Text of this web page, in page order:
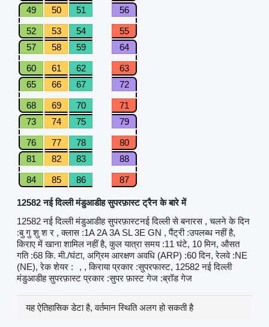
49
50 51 56
52 53 54
55
57
58 59 64
60 61 62
63
65
66 67 72
68 69 70
71
73
74 75 79
76 77 78
80
81
82 83 88
84 85 86 87
12582 नई दिल्ली मंडुआडीह सुपरफ़ास्ट ट्रैन के बारे में
12582 नई दिल्ली मंडुआडीह सुपरफ़ास्टनई दिल्ली से बनारस , चलने के दिन
:बु गु शु श र , क्लास :1A 2A 3A SL 3E GN , पैंट्री :उपलब्ध नहीं है,
किराए में खाना शामिल नहीं है, कुल यात्रा समय :11 घंटे, 10 मिन, औसत
गति :68 कि. मी./घंटा, अग्रिम आरक्षण अवधि (ARP) :60 दिन, रेलवे :NE
(NE), रेक शेयर :
, , किराया प्रकार :सुपरफास्ट, 12582 नई दिल्ली
मंडुआडीह सुपरफ़ास्ट प्रकार :सुपर फ़ास्ट गेज :ब्रॉड गेज
यह ऐतिहासिक डेटा है, वर्तमान स्थिति अलग हो सकती है